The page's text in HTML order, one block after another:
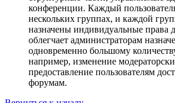
конференции. Каждый
нескольких группах, и каждой
назначены индивидуальные права
облегчает администраторам
одновременно большому
например, изменение
предоставление пользователям
форумам.